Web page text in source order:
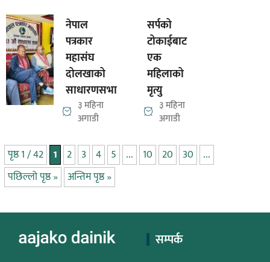
नेपाल
पत्रकार
महासंघ
दोलखाको
साधारणसभा
३ महिना
अगाडी
सर्पको
टोकाईबाट
एक
महिलाको
मृत्यु
३ महिना
अगाडी
पृष्ठ 1 / 42 1 2 3 4 5 ... 10 20 30
...
पछिल्लो पृष्ठ » अन्तिम पृष्ठ »
सम्पर्क